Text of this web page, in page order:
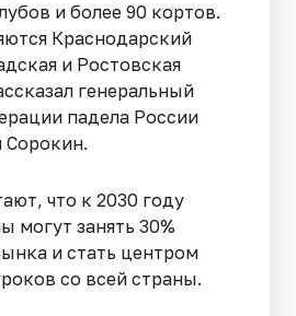
и более 90 кортов.
Краснодарский
и Ростовская
генеральный
падела России
Сорокин.
что к 2030 году
могут занять 30%
и стать центром
со всей страны.